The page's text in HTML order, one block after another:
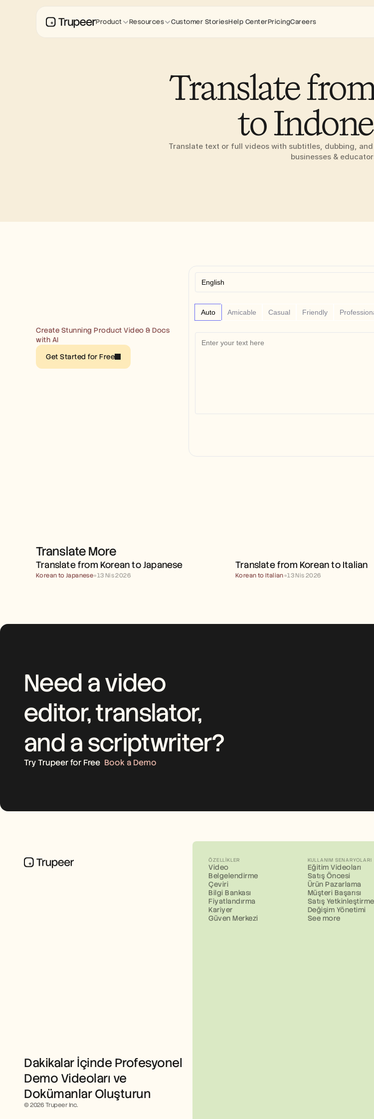
Translate
to
Translate text or full videos with subtitles, dubbing,
businesses &
Create Stunning Product Video & Docs
with AI
Get Started for Free
Auto Amicable Casual Friendly
Translate More
TRANSLATE FROM KOREAN
TO JAPANESE
Translate from Korean to Japanese
Korean to Japanese●13 Nis 2026
TO ITALIAN
Translate from Korean to Italian
Korean to Italian●13 Nis 2026
Need a video
editor, translator,
and a scriptwriter?
Try Trupeer for Free Book a Demo
Dakikalar İçinde Profesyonel
Demo Videoları ve
Dokümanlar Oluşturun
© 2026 Trupeer Inc.
ÖZELLIKLER
Video
Belgelendirme
Çeviri
Bilgi Bankası
Fiyatlandırma
Kariyer
Güven Merkezi
KULLANIM SENARYOLARI
Eğitim Videoları
Satış Öncesi
Ürün Pazarlama
Müşteri Başarısı
Satış Yetkinleştirme
Değişim Yönetimi
See more
Product Resources Customer StoriesHelp CenterPricingCareers